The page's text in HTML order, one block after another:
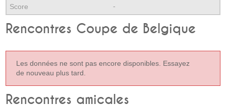
-
Rencontres Coupe de Belgique
Les données ne sont pas encore disponibles. Essayez
de nouveau plus tard.
Rencontres amicales